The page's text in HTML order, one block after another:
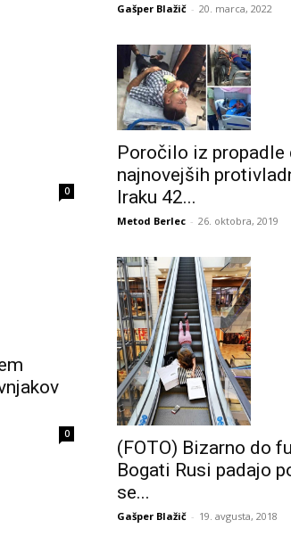
Gašper Blažič - 20. marca, 2022
0
Poročilo iz propadle
najnovejših
Iraku 42...
Metod Berlec - 26. oktobra, 2019
0
(FOTO) Bizarno do
Bogati Rusi padajo
se...
Gašper Blažič - 19. avgusta, 2018